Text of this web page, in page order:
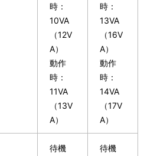
時：
10VA
（12V
A）
動作
時：
11VA
（13V
A）
時：
13VA
（16V
A）
動作
時：
14VA
（17V
A）
待機
待機